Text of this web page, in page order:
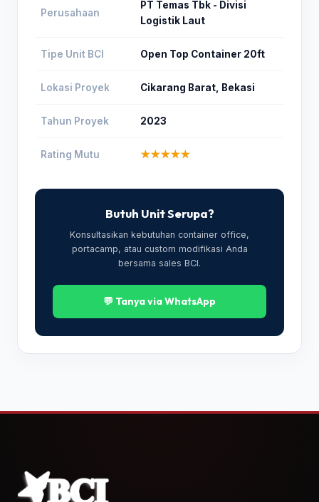
Perusahaan
PT Temas Tbk - Divisi
Logistik Laut
Tipe Unit BCI Open Top Container 20ft
Lokasi Proyek Cikarang Barat, Bekasi
Tahun Proyek 2023
Rating Mutu ★★★★★
Butuh Unit Serupa?
Konsultasikan kebutuhan container office,
portacamp, atau custom modifikasi Anda
bersama sales BCI.
💬 Tanya via WhatsApp